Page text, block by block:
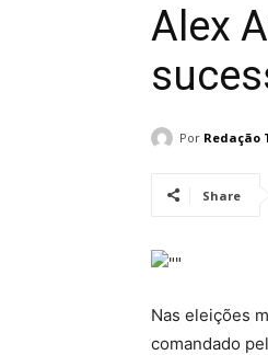
Alex
Por Redação
Share
Nas eleições
comandado